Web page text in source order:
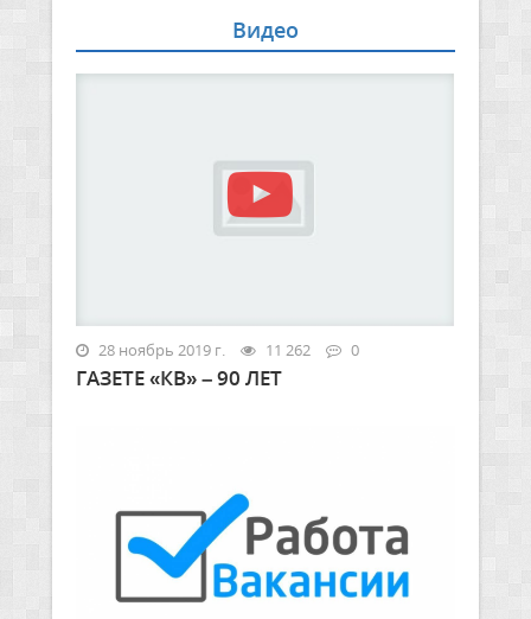
Видео
28 ноябрь 2019 г. 11 262 0
ГАЗЕТЕ «КВ» – 90 ЛЕТ